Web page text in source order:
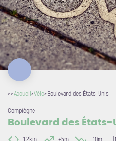
>>Accueil>Vélo>Boulevard des États-Unis
Compiègne
Boulevard des États-
1,2km +5m -10m